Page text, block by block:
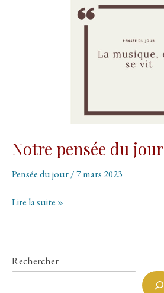
Notre pensée du jour
Pensée du jour/7 mars 2023
Notre
jour
Lire la suite »
Rechercher